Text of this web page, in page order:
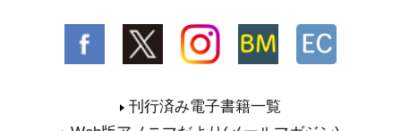
刊行済み電子書籍一覧